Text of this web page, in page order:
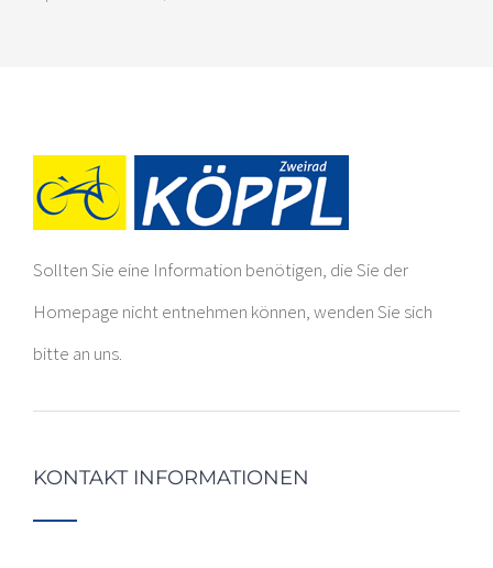
Sollten Sie eine Information benötigen, die Sie der
Homepage nicht entnehmen können, wenden Sie sich
bitte an uns.
KONTAKT INFORMATIONEN